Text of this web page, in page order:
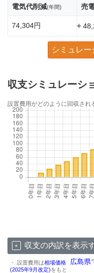
電気代削減(年間) 売
74,304円 +
シミュレ
収支シミュレーシ
設置費用がどのように回収され
収支の内訳を表示
広島県
・ 設置費用は相場価格
(2025年9月改定)をもと